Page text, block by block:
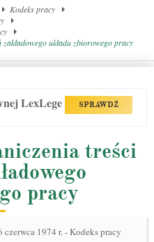
Kodeks pracy
układu zbiorowego pracy
LexLege SPRAWDŹ
treści
pracy
czerwca 1974 r. - Kodeks pracy